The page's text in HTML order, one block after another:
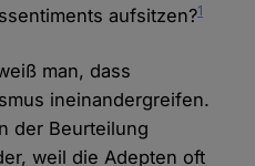
aufsitzen?1
man, dass
ineinandergreifen.
der Beurteilung
weil die Adepten oft